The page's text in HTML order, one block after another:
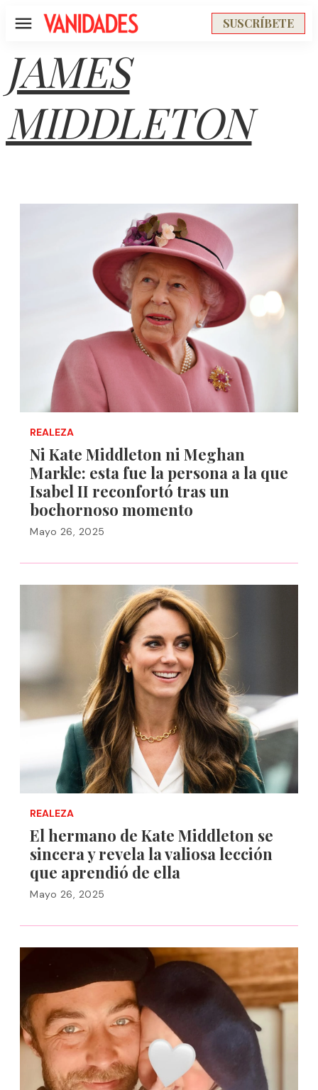
Menú SUSCRÍBETE
JAMES
MIDDLETON
REALEZA
Ni Kate Middleton ni Meghan
Markle: esta fue la persona a la que
Isabel II reconfortó tras un
bochornoso momento
Mayo 26, 2025
REALEZA
El hermano de Kate Middleton se
sincera y revela la valiosa lección
que aprendió de ella
Mayo 26, 2025